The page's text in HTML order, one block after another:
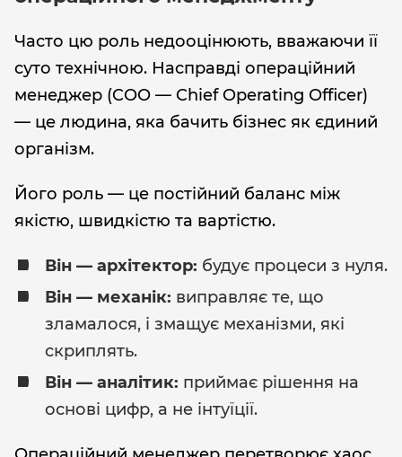
Часто цю роль недооцінюють, вважаючи її
суто технічною. Насправді операційний
менеджер (COO — Chief Operating Officer)
— це людина, яка бачить бізнес як єдиний
організм.
Його роль — це постійний баланс між
якістю, швидкістю та вартістю.
Він — архітектор: будує процеси з нуля.
Він — механік: виправляє те, що
зламалося, і змащує механізми, які
скриплять.
Він — аналітик: приймає рішення на
основі цифр, а не інтуїції.